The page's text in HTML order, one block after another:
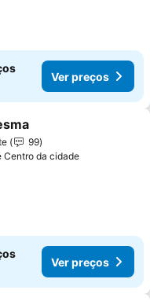
Ver preços
aos favoritos
99
Centro da cidade
Ver preços